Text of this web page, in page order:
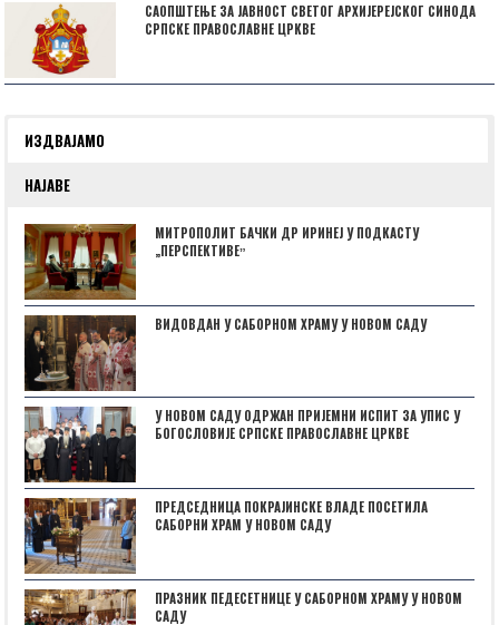
САОПШТЕЊЕ ЗА ЈАВНОСТ СВЕТОГ АРХИЈЕРЕЈСКОГ СИНОДА
СРПСКЕ ПРАВОСЛАВНЕ ЦРКВЕ
ИЗДВАЈАМО
НАЈАВЕ
МИТРОПОЛИТ БАЧКИ ДР ИРИНЕЈ У ПОДКАСТУ
„ПЕРСПЕКТИВЕˮ
ВИДОВДАН У САБОРНОМ ХРАМУ У НОВОМ САДУ
У НОВОМ САДУ ОДРЖАН ПРИЈЕМНИ ИСПИТ ЗА УПИС У
БОГОСЛОВИЈЕ СРПСКЕ ПРАВОСЛАВНЕ ЦРКВЕ
ПРЕДСЕДНИЦА ПОКРАЈИНСКЕ ВЛАДЕ ПОСЕТИЛА
САБОРНИ ХРАМ У НОВОМ САДУ
ПРАЗНИК ПЕДЕСЕТНИЦЕ У САБОРНОМ ХРАМУ У НОВОМ
САДУ